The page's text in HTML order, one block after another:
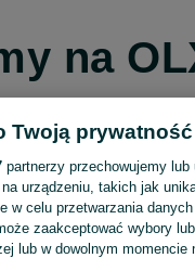
na
Kontynuuj przez
Kontynuuj przez
Twoją prywatność
partnerzy przechowujemy
urządzeniu, takich jak
w celu przetwarzania danych
zaakceptować wybory
lub w dowolnym momencie